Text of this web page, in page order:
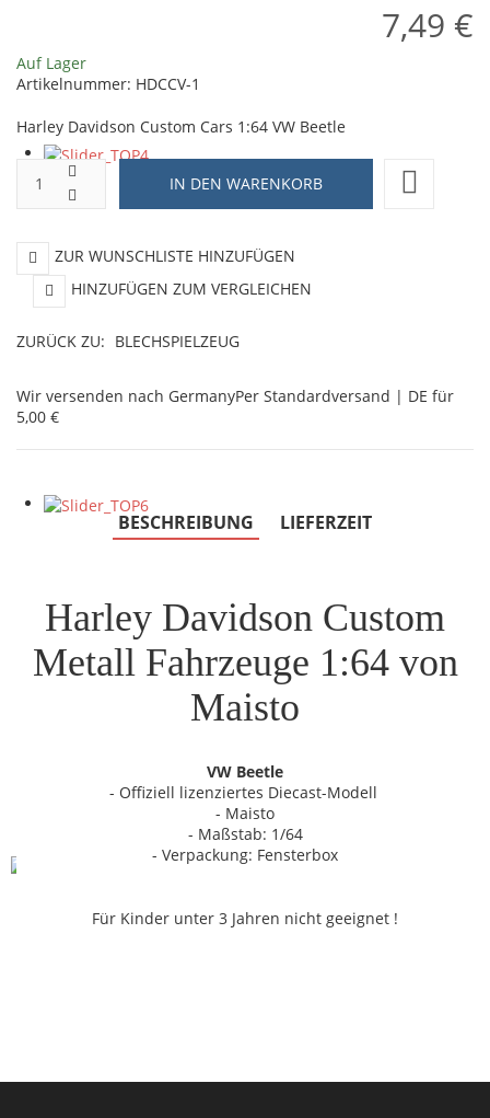
48
7,49 €
Auf Lager
Artikelnummer: HDCCV-1
Harley Davidson Custom Cars 1:64 VW Beetle
ZUR WUNSCHLISTE HINZUFÜGEN
HINZUFÜGEN ZUM VERGLEICHEN
ZURÜCK ZU: BLECHSPIELZEUG
Wir versenden nach GermanyPer Standardversand | DE für
5,00 €
BESCHREIBUNG LIEFERZEIT
Harley Davidson Custom
Metall Fahrzeuge 1:64 von
Maisto
VW Beetle
- Offiziell lizenziertes Diecast-Modell
- Maisto
- Maßstab: 1/64
- Verpackung: Fensterbox
Für Kinder unter 3 Jahren nicht geeignet !